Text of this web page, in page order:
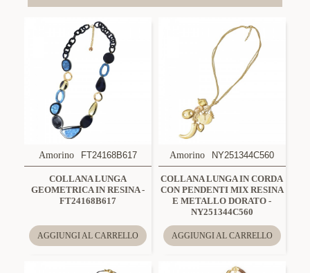
Amorino FT24168B617
COLLANA LUNGA
GEOMETRICA IN RESINA -
FT24168B617
AGGIUNGI AL CARRELLO
Amorino NY251344C560
COLLANA LUNGA IN CORDA
CON PENDENTI MIX RESINA
E METALLO DORATO -
NY251344C560
AGGIUNGI AL CARRELLO